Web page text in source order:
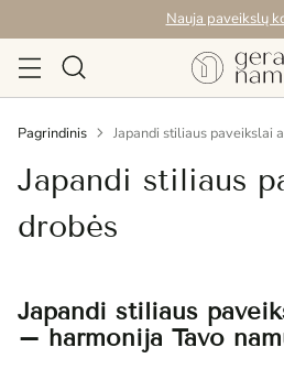
Nauja paveikslų
Pagrindinis Japandi stiliaus paveikslai
Japandi stiliaus
drobės
Japandi stiliaus
– harmonija Tavo